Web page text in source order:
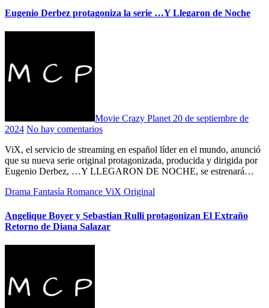
Eugenio Derbez protagoniza la serie …Y Llegaron de Noche
Movie Crazy Planet20 de septiembre de
2024 No hay comentarios
ViX, el servicio de streaming en español líder en el mundo, anunció
que su nueva serie original protagonizada, producida y dirigida por
Eugenio Derbez, …Y LLEGARON DE NOCHE, se estrenará…
Drama Fantasía Romance ViX Original
Angelique Boyer y Sebastian Rulli protagonizan El Extraño
Retorno de Diana Salazar